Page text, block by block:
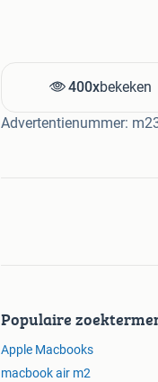
400xbekeken
Advertentienummer:
Populaire
Apple Macbooks
macbook air m2